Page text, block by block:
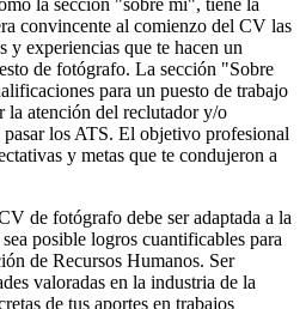
la sección "sobre mí", tiene la
convincente al comienzo del CV las
y experiencias que te hacen un
de fotógrafo. La sección "Sobre
para un puesto de trabajo
la atención del reclutador y/o
los ATS. El objetivo profesional
y metas que te condujeron a
de fotógrafo debe ser adaptada a la
posible logros cuantificables para
de Recursos Humanos. Ser
valoradas en la industria de la
de tus aportes en trabajos